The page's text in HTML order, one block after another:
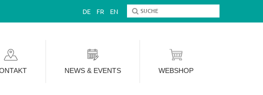
DE FR EN
NEWS & EVENTS WEBSHOP